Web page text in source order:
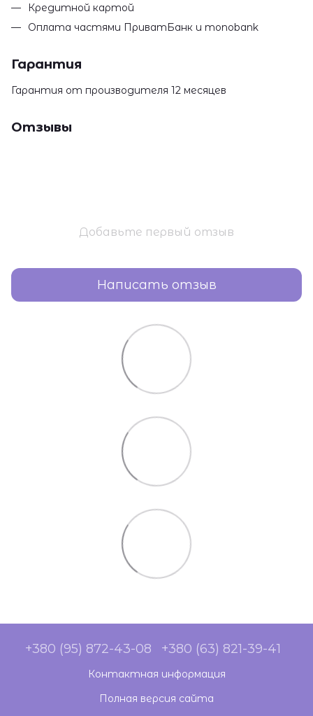
Кредитной картой
Оплата частями ПриватБанк и monobank
Гарантия
Гарантия от производителя 12 месяцев
Отзывы
Добавьте первый отзыв
Написать отзыв
+380 (95) 872-43-08 +380 (63) 821-39-41
Контактная информация
Полная версия сайта